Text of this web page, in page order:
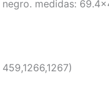
medidas: